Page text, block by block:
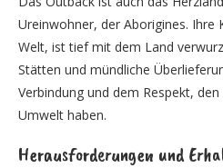
Ureinwohner, der Aborigines. Ihre
Welt, ist tief mit dem Land
Stätten und mündliche
Verbindung und dem Respekt,
Umwelt haben.
Herausforderungen und